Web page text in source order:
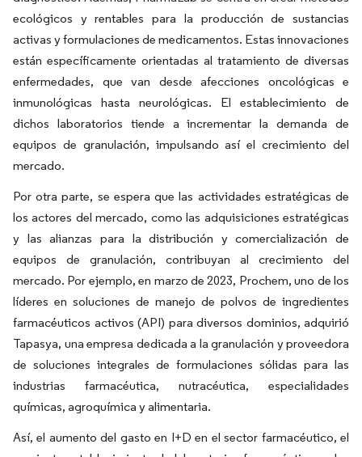
ecológicos y rentables para la producción de sustancias
activas y formulaciones de medicamentos. Estas innovaciones
están específicamente orientadas al tratamiento de diversas
enfermedades, que van desde afecciones oncológicas e
inmunológicas hasta neurológicas. El establecimiento de
dichos laboratorios tiende a incrementar la demanda de
equipos de granulación, impulsando así el crecimiento del
mercado.
Por otra parte, se espera que las actividades estratégicas de
los actores del mercado, como las adquisiciones estratégicas
y las alianzas para la distribución y comercialización de
equipos de granulación, contribuyan al crecimiento del
mercado. Por ejemplo, en marzo de 2023, Prochem, uno de los
líderes en soluciones de manejo de polvos de ingredientes
farmacéuticos activos (API) para diversos dominios, adquirió
Tapasya, una empresa dedicada a la granulación y proveedora
de soluciones integrales de formulaciones sólidas para las
industrias farmacéutica, nutracéutica, especialidades
químicas, agroquímica y alimentaria.
Así, el aumento del gasto en I+D en el sector farmacéutico, el